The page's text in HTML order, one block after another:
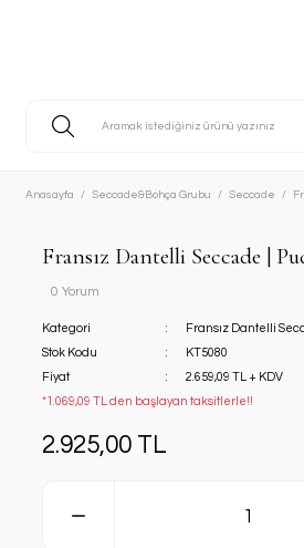
Anasayfa Seccade&Bohça Grubu Seccade
Fransız Dantelli Seccade |
0 Yorum
Kategori
Fransız Dantelli
Stok Kodu
KT5080
Fiyat
2.659,09 TL + KDV
*1.069,09 TL den başlayan taksitlerle!!
2.925,00 TL